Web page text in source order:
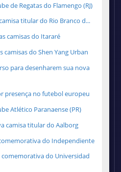
de Regatas do Flamengo (RJ)
titular do Rio Branco d...
camisas do Itararé
camisas do Shen Yang Urban
para desenharem sua nova
presença no futebol europeu
Atlético Paranaense (PR)
camisa titular do Aalborg
do Independiente
comemorativa do Universidad